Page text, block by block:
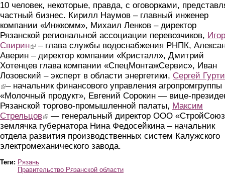
10 человек, некоторые, правда, с оговорками,
частный бизнес. Кирилл Наумов – главный инженер
компании «Инжкомм», Михаил Ленков – директор
Рязанской региональной ассоциации перевозчиков,
Свирин(link is external)
– глава службы водоснабжения РНПК,
Аверин – директор компании «Кристалл», Дмитрий
Хотенцев глава компании «СпецМонтажСервис», Иван
Лозовский – эксперт в области энергетики, Сергей
(link is external)
– начальник финансового управления агропромгруппы
«Молочный продукт», Евгений Сорокин — вице-
Рязанской торгово-промышленной палаты, Максим
Стрельцов(link is external)
— генеральный директор ООО
землячка губернатора Нина Федосейкина – начальник
отдела развития производственных систем Калужского
электромеханического завода.
Теги: Рязань
Правительство Рязанской области